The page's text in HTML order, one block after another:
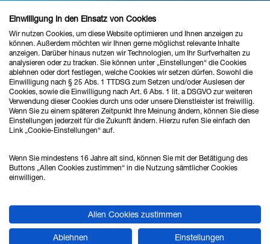
STANDORT HANNOVER
Verkauf & Beratung
Ahlrich Siemens GmbH
Hans-Böckler-Straße 24
30851 Langenhagen
Tel.: 0511 - 874598 - 0
Fax: 0511 - 874598 - 88
Einwilligung in den Einsatz von Cookies
Wir nutzen Cookies, um diese Website optimieren und Ihnen anzeigen zu
können. Außerdem möchten wir Ihnen gerne möglichst relevante Inhalte
anzeigen. Darüber hinaus nutzen wir Technologien, um Ihr Surfverhalten zu
analysieren oder zu tracken. Sie können unter „Einstellungen“ die Cookies
ablehnen oder dort festlegen, welche Cookies wir setzen dürfen. Sowohl die
Einwilligung nach § 25 Abs. 1 TTDSG zum Setzen und/oder Auslesen der
Cookies, sowie die Einwilligung nach Art. 6 Abs. 1 lit. a DSGVO zur weiteren
Verwendung dieser Cookies durch uns oder unsere Dienstleister ist freiwillig.
Wenn Sie zu einem späteren Zeitpunkt Ihre Meinung ändern, können Sie diese
Einstellungen jederzeit für die Zukunft ändern. Hierzu rufen Sie einfach den
Link „Cookie-Einstellungen“ auf.
Wenn Sie mindestens 16 Jahre alt sind, können Sie mit der Betätigung des
Buttons „Allen Cookies zustimmen“ in die Nutzung sämtlicher Cookies
einwilligen.
Allen Cookies zustimmen
Ablehnen Einstellungen